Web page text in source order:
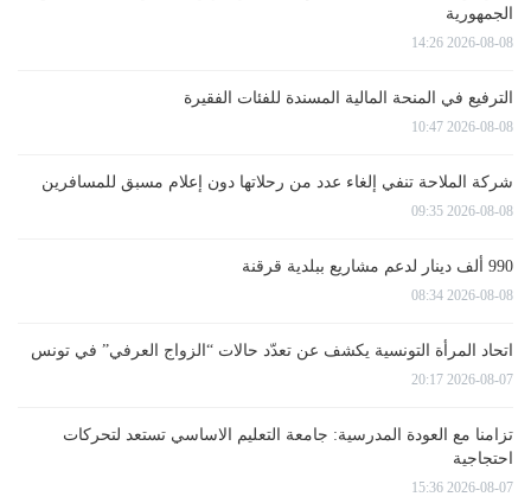
الجمهورية
2026-08-08 14:26
الترفيع في المنحة المالية المسندة للفئات الفقيرة
2026-08-08 10:47
شركة الملاحة تنفي إلغاء عدد من رحلاتها دون إعلام مسبق للمسافرين
2026-08-08 09:35
990 ألف دينار لدعم مشاريع ببلدية قرقنة
2026-08-08 08:34
اتحاد المرأة التونسية يكشف عن تعدّد حالات “الزواج العرفي” في تونس
2026-08-07 20:17
تزامنا مع العودة المدرسية: جامعة التعليم الاساسي تستعد لتحركات
احتجاجية
2026-08-07 15:36